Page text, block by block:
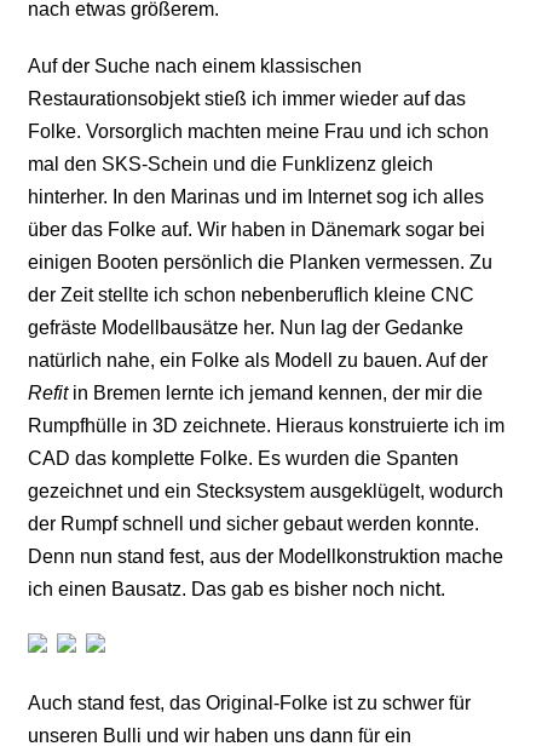
nach etwas größerem.
Auf der Suche nach einem klassischen
Restaurationsobjekt stieß ich immer wieder auf das
Folke. Vorsorglich machten meine Frau und ich schon
mal den SKS-Schein und die Funklizenz gleich
hinterher. In den Marinas und im Internet sog ich alles
über das Folke auf. Wir haben in Dänemark sogar bei
einigen Booten persönlich die Planken vermessen. Zu
der Zeit stellte ich schon nebenberuflich kleine CNC
gefräste Modellbausätze her. Nun lag der Gedanke
natürlich nahe, ein Folke als Modell zu bauen. Auf der
Refitin Bremen lernte ich jemand kennen, der mir die
Rumpfhülle in 3D zeichnete. Hieraus konstruierte ich im
CAD das komplette Folke. Es wurden die Spanten
gezeichnet und ein Stecksystem ausgeklügelt, wodurch
der Rumpf schnell und sicher gebaut werden konnte.
Denn nun stand fest, aus der Modellkonstruktion mache
ich einen Bausatz. Das gab es bisher noch nicht.
Auch stand fest, das Original-Folke ist zu schwer für
unseren Bulli und wir haben uns dann für ein